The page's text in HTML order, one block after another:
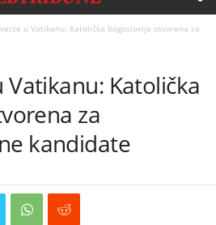
u Vatikanu: Katolička bogoslovija otvorena za
Katolička
za
kandidate